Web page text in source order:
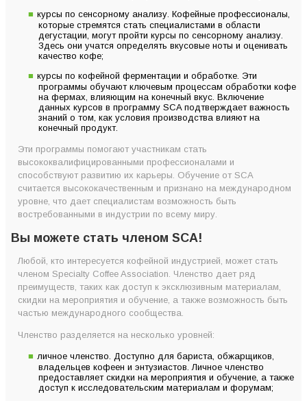
курсы по сенсорному анализу. Кофейные профессионалы,
которые стремятся стать специалистами в области
дегустации, могут пройти курсы по сенсорному анализу.
Здесь они учатся определять вкусовые ноты и оценивать
качество кофе;
курсы по кофейной ферментации и обработке. Эти
программы обучают ключевым процессам обработки кофе
на фермах, влияющим на конечный вкус. Включение
данных курсов в программу SCA подтверждает важность
знаний о том, как условия производства влияют на
конечный продукт.
Эти программы помогают участникам стать
высококвалифицированными профессионалами и
способствуют развитию их карьеры. Обучение от SCA
считается высококачественным и признано на международном
уровне, что дает специалистам возможность быть
востребованными в индустрии по всему миру.
Вы можете стать членом SCA!
Любой, кто интересуется кофейной индустрией, может стать
членом Specialty Coffee Association. Членство дает ряд
преимуществ, таких как доступ к эксклюзивным материалам,
скидки на мероприятия и обучение, а также возможность быть
частью международного сообщества.
Членство разделяется на несколько уровней:
личное членство. Доступно для бариста, обжарщиков,
владельцев кофеен и энтузиастов. Личное членство
предоставляет скидки на мероприятия и обучение, а также
доступ к исследовательским материалам и форумам;